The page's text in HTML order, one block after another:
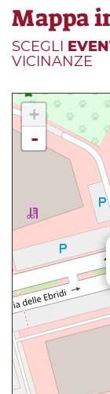
Mappa
SCEGLI
VICINANZE
+
-